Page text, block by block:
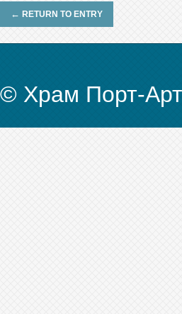
← RETURN TO ENTRY
© Храм Порт-